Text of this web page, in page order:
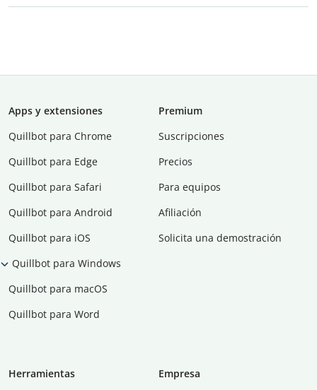
Apps y extensiones
Quillbot para Chrome
Quillbot para Edge
Quillbot para Safari
Quillbot para Android
Quillbot para iOS
Quillbot para Windows
Quillbot para macOS
Quillbot para Word
Premium
Suscripciones
Precios
Para equipos
Afiliación
Solicita una demostración
Herramientas
Empresa